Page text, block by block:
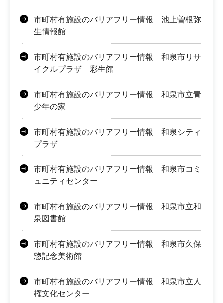
市町村有施設のバリアフリー情報 池上曽根弥
生情報館
市町村有施設のバリアフリー情報 和泉市リサ
イクルプラザ 彩生館
市町村有施設のバリアフリー情報 和泉市立青
少年の家
市町村有施設のバリアフリー情報 和泉シティ
プラザ
市町村有施設のバリアフリー情報 和泉市コミ
ュニティセンター
市町村有施設のバリアフリー情報 和泉市立和
泉図書館
市町村有施設のバリアフリー情報 和泉市久保
惣記念美術館
市町村有施設のバリアフリー情報 和泉市立人
権文化センター